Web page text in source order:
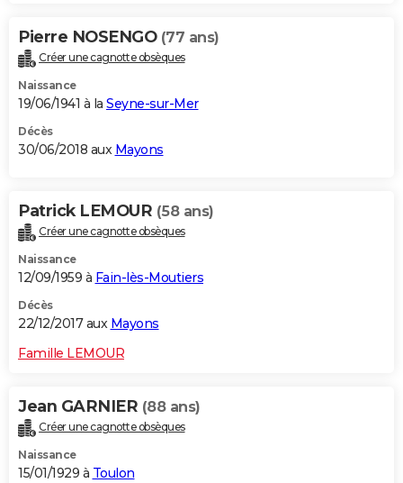
Pierre NOSENGO (77 ans)
Créer une cagnotte obsèques
Naissance
19/06/1941 à la Seyne-sur-Mer
Décès
30/06/2018 aux Mayons
Patrick LEMOUR (58 ans)
Créer une cagnotte obsèques
Naissance
12/09/1959 à Fain-lès-Moutiers
Décès
22/12/2017 aux Mayons
Famille LEMOUR
Jean GARNIER (88 ans)
Créer une cagnotte obsèques
Naissance
15/01/1929 à Toulon